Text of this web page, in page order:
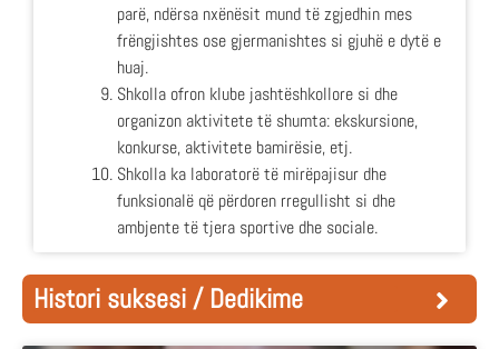
parë, ndërsa nxënësit mund të zgjedhin mes
frëngjishtes ose gjermanishtes si gjuhë e dytë e
huaj.
Shkolla ofron klube jashtëshkollore si dhe
organizon aktivitete të shumta: ekskursione,
konkurse, aktivitete bamirësie, etj.
Shkolla ka laboratorë të mirëpajisur dhe
funksionalë që përdoren rregullisht si dhe
ambjente të tjera sportive dhe sociale.
Histori suksesi / Dedikime